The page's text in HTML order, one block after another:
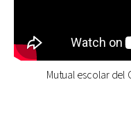
Mutual escolar del